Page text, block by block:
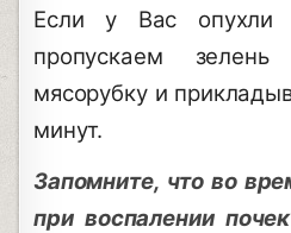
Если у Вас опухли
пропускаем
мясорубку и
минут.
Запомните, что во
при воспалении